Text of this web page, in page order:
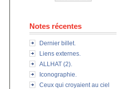
Notes récentes
Dernier billet.
Liens externes.
ALLHAT (2).
Iconographie.
Ceux qui croyaient au ciel